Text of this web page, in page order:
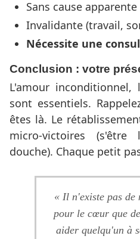
Sans cause
Invalidante (travail,
Nécessite une
Conclusion : votre
L'amour
sont essentiels.
êtes là. Le
micro-victoires
douche). Chaque petit
« Il n'existe pas de
pour le cœur que
aider quelqu'un à